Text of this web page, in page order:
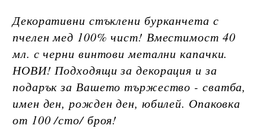
Декоративни стъклени бурканчета с
пчелен мед 100% чист! Вместимост 40
мл. с черни винтови метални капачки.
НОВИ! Подходящи за декорация и за
подарък за Вашето тържество - сватба,
имен ден, рожден ден, юбилей. Опаковка
от 100 /сто/ броя!